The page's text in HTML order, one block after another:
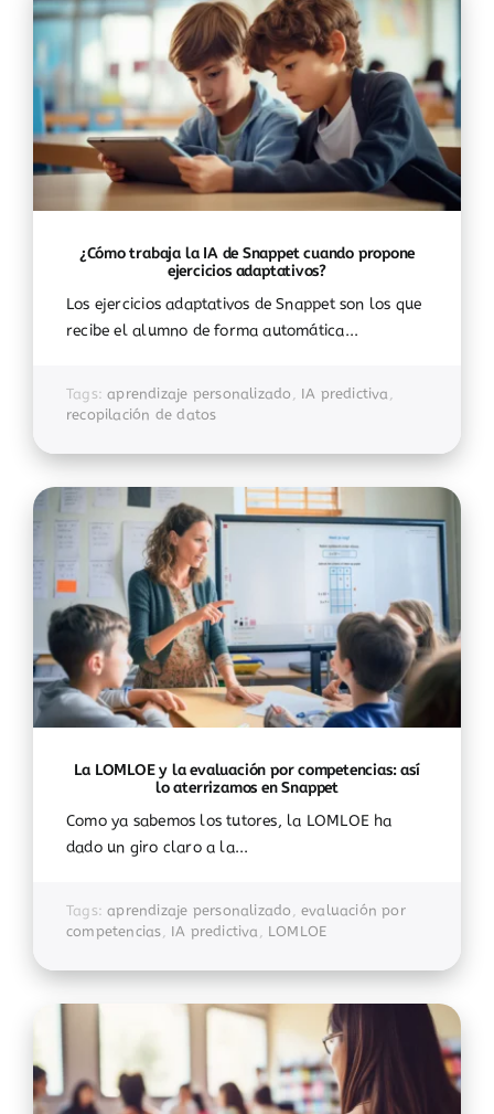
¿Cómo trabaja la IA de Snappet cuando propone
ejercicios adaptativos?
Los ejercicios adaptativos de Snappet son los que
recibe el alumno de forma automática...
Tags:aprendizaje personalizado, IA predictiva,
recopilación de datos
La LOMLOE y la evaluación por competencias: así
lo aterrizamos en Snappet
Como ya sabemos los tutores, la LOMLOE ha
dado un giro claro a la...
Tags:aprendizaje personalizado, evaluación por
competencias, IA predictiva, LOMLOE